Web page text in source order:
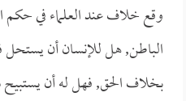
وقع خلاف عند العلماء في حكم
الباطن, هل للإنسان أن
بخلاف الحق, فهل له أن